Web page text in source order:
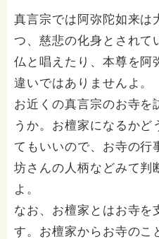
真言宗では阿弥陀如来は
つ、慈悲の化身とされて
仏と唱えたり、本尊を阿
違いではありませんよ。
お近くの真言宗のお寺を
うか。お檀家になるかど
てもいいので、お寺の行
坊さんの人柄などみて判
よ。
なお、お檀家とはお寺を
す。お檀家からお寺のこ